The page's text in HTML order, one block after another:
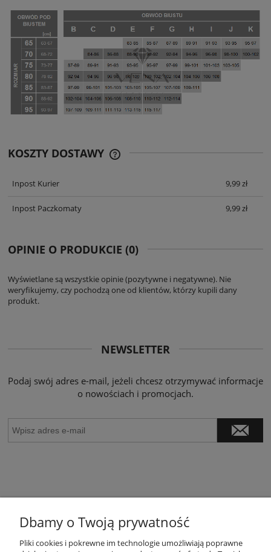
KOSZTY DOSTAWY
Inpost Kurier
9,99 zł
Inpost Paczkomaty 9,99 zł
OPINIE O PRODUKCIE (0)
Wyświetlane są wszystkie opinie (pozytywne i negatywne). Nie
weryfikujemy, czy pochodzą one od klientów, którzy kupili dany
produkt.
NEWSLETTER
Podaj swój adres e-mail, jeżeli chcesz otrzymywać informacje
o nowościach i promocjach.
POMOC
Dbamy o Twoją prywatność
Pliki cookies i pokrewne im technologie umożliwiają poprawne